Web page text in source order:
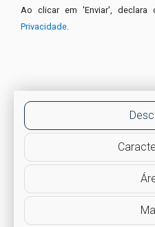
Ao clicar em 'Enviar',
Privacidade